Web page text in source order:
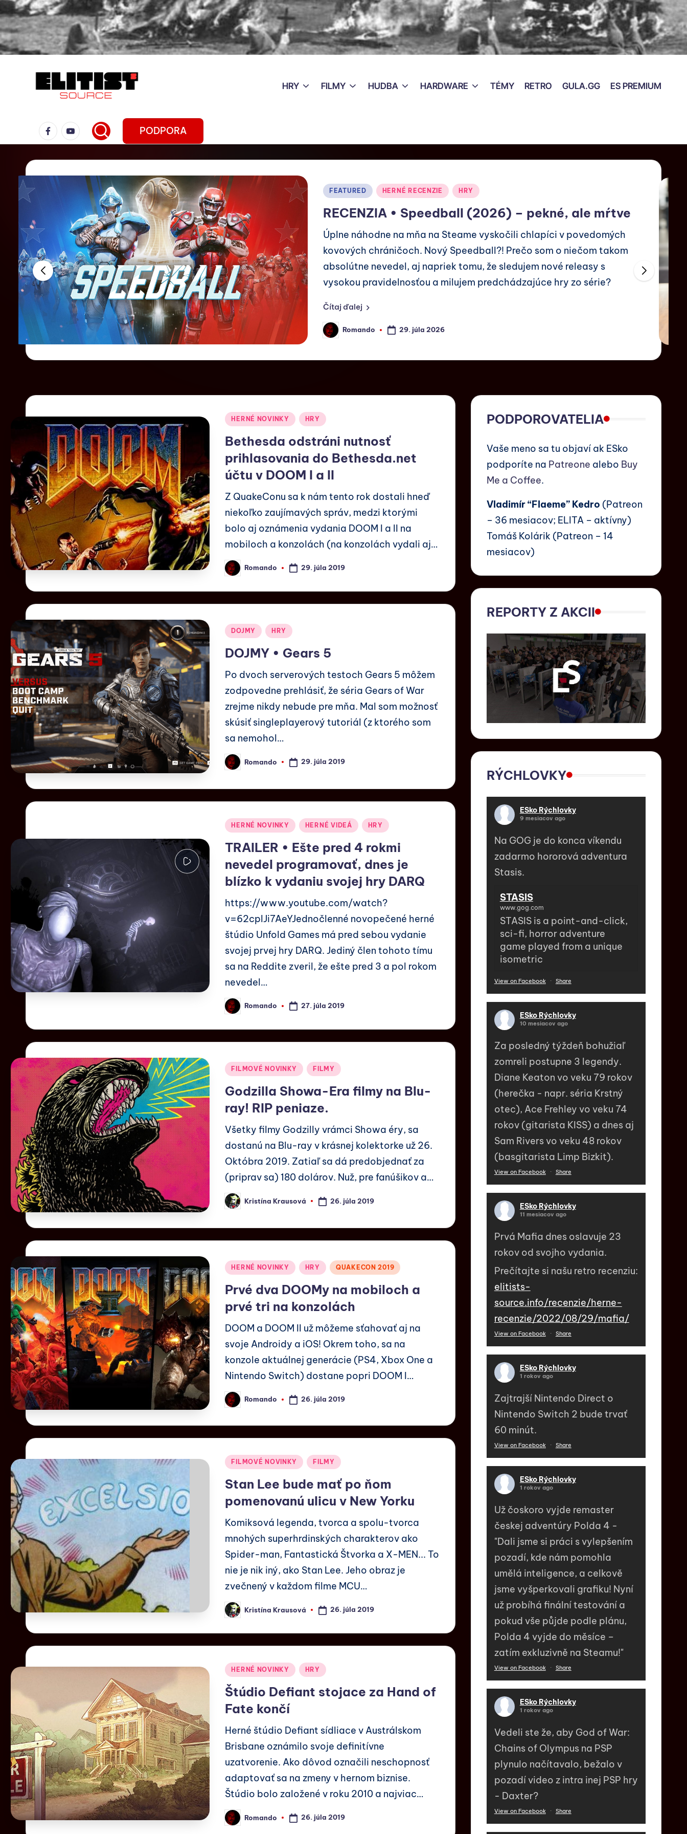
HRY FILMY HUDBA HARDWARE TÉMY RETRO GULA.GG ES PREMIUM
PODPORA
FEATURED HERNÉ RECENZIE HRY
RECENZIA • Speedball (2026) – pekné, ale mŕtve
Úplne náhodne na mňa na Steame vyskočili chlapíci v povedomých
kovových chráničoch. Nový Speedball?! Prečo som o niečom takom
absolútne nevedel, aj napriek tomu, že sledujem nové releasy s
vysokou pravidelnosťou a milujem predchádzajúce hry zo série?
Čítaj ďalej
Romando 29. júla 2026
HERNÉ NOVINKY HRY
Bethesda odstráni nutnosť
prihlasovania do Bethesda.net
účtu v DOOM I a II
Z QuakeConu sa k nám tento rok dostali hneď
niekoľko zaujímavých správ, medzi ktorými
bolo aj oznámenia vydania DOOM I a II na
mobiloch a konzolách (na konzolách vydali aj…
Romando 29. júla 2019
DOJMY HRY
DOJMY • Gears 5
Po dvoch serverových testoch Gears 5 môžem
zodpovedne prehlásiť, že séria Gears of War
zrejme nikdy nebude pre mňa. Mal som možnosť
skúsiť singleplayerový tutoriál (z ktorého som
sa nemohol…
Romando 29. júla 2019
HERNÉ NOVINKY HERNÉ VIDEÁ HRY
TRAILER • Ešte pred 4 rokmi
nevedel programovať, dnes je
blízko k vydaniu svojej hry DARQ
https://www.youtube.com/watch?
v=62cplJi7AeYJednočlenné novopečené herné
štúdio Unfold Games má pred sebou vydanie
svojej prvej hry DARQ. Jediný člen tohoto tímu
sa na Reddite zveril, že ešte pred 3 a pol rokom
nevedel…
Romando 27. júla 2019
FILMOVÉ NOVINKY FILMY
Godzilla Showa-Era filmy na Blu-
ray! RIP peniaze.
Všetky filmy Godzilly vrámci Showa éry, sa
dostanú na Blu-ray v krásnej kolektorke už 26.
Októbra 2019. Zatiaľ sa dá predobjednať za
(priprav sa) 180 dolárov. Nuž, pre fanúšikov a…
Kristína Krausová 26. júla 2019
HERNÉ NOVINKY HRY QUAKECON 2019
Prvé dva DOOMy na mobiloch a
prvé tri na konzolách
DOOM a DOOM II už môžeme sťahovať aj na
svoje Androidy a iOS! Okrem toho, sa na
konzole aktuálnej generácie (PS4, Xbox One a
Nintendo Switch) dostane popri DOOM I…
Romando 26. júla 2019
FILMOVÉ NOVINKY FILMY
Stan Lee bude mať po ňom
pomenovanú ulicu v New Yorku
Komiksová legenda, tvorca a spolu-tvorca
mnohých superhrdinských charakterov ako
Spider-man, Fantastická Štvorka a X-MEN... To
nie je nik iný, ako Stan Lee. Jeho obraz je
zvečnený v každom filme MCU…
Kristína Krausová 26. júla 2019
HERNÉ NOVINKY HRY
Štúdio Defiant stojace za Hand of
Fate končí
Herné štúdio Defiant sídliace v Austrálskom
Brisbane oznámilo svoje definitívne
uzatvorenie. Ako dôvod označili neschopnosť
adaptovať sa na zmeny v hernom biznise.
Štúdio bolo založené v roku 2010 a najviac…
Romando 26. júla 2019
PODPOROVATELIA
Vaše meno sa tu objaví ak ESko
podporíte na Patreone alebo Buy
Me a Coffee.
Vladimír “Flaeme” Kedro (Patreon
– 36 mesiacov; ELITA – aktívny)
Tomáš Kolárik (Patreon – 14
mesiacov)
REPORTY Z AKCII
RÝCHLOVKY
ESko Rýchlovky
9 mesiacov ago
Na GOG je do konca víkendu
zadarmo hororová adventura
Stasis.
STASIS
www.gog.com
STASIS is a point-and-click,
sci-fi, horror adventure
game played from a unique
isometric
View on Facebook · Share
ESko Rýchlovky
10 mesiacov ago
Za posledný týždeň bohužiaľ
zomreli postupne 3 legendy.
Diane Keaton vo veku 79 rokov
(herečka - napr. séria Krstný
otec), Ace Frehley vo veku 74
rokov (gitarista KISS) a dnes aj
Sam Rivers vo veku 48 rokov
(basgitarista Limp Bizkit).
View on Facebook · Share
ESko Rýchlovky
11 mesiacov ago
Prvá Mafia dnes oslavuje 23
rokov od svojho vydania.
Prečítajte si našu retro recenziu:
elitists-
source.info/recenzie/herne-
recenzie/2022/08/29/mafia/
View on Facebook · Share
ESko Rýchlovky
1 rokov ago
Zajtrajší Nintendo Direct o
Nintendo Switch 2 bude trvať
60 minút.
View on Facebook · Share
ESko Rýchlovky
1 rokov ago
Už čoskoro vyjde remaster
českej adventúry Polda 4 -
"Dali jsme si práci s vylepšením
pozadí, kde nám pomohla
umělá inteligence, a celkově
jsme vyšperkovali grafiku! Nyní
už probíhá finální testování a
pokud vše půjde podle plánu,
Polda 4 vyjde do měsíce –
zatím exkluzivně na Steamu!"
View on Facebook · Share
ESko Rýchlovky
1 rokov ago
Vedeli ste že, aby God of War:
Chains of Olympus na PSP
plynulo načítavalo, bežalo v
pozadí video z intra inej PSP hry
- Daxter?
View on Facebook · Share